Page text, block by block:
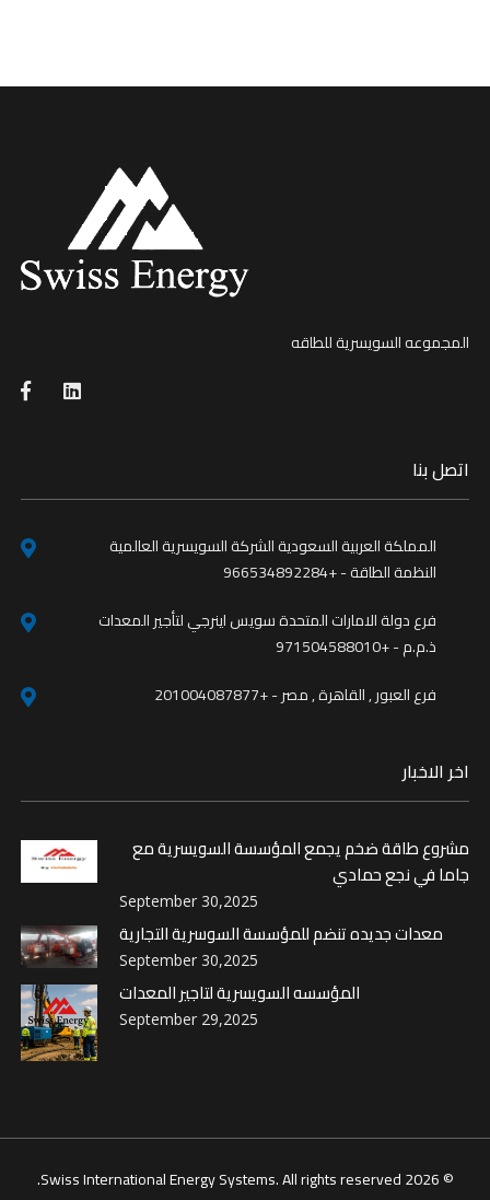
المجموعه السويسرية للطاقه
اتصل بنا
المملكة العربية السعودية الشركة السويسرية العالمية
النظمة الطاقة - +966534892284
فرع دولة الامارات المتحدة سويس اينرجي لتأجير المعدات
ذ.م.م - +971504588010
فرع العبور , القاهرة , مصر - +201004087877
اخر الاخبار
مشروع طاقة ضخم يجمع المؤسسة السويسرية مع
جاما في نجع حمادي
September 30,2025
معدات جديده تنضم للمؤسسة السوسرية التجارية
September 30,2025
المؤسسه السويسرية لتاجير المعدات
September 29,2025
© 2026 Swiss International Energy Systems. All rights reserved.